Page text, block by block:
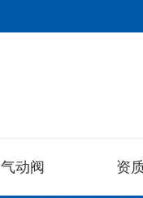
气动阀 资